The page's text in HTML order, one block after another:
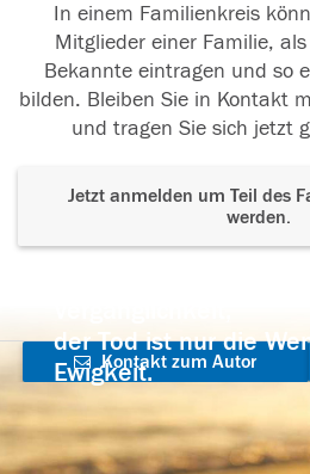
In einem Familienkreis
Mitglieder einer Familie,
Bekannte eintragen und so
bilden. Bleiben Sie in Kontakt
und tragen Sie sich jetzt
Jetzt anmelden um Teil des
werden.
der Tod ist nur die
Ewigkeit.
Kontakt zum Autor
aufnehmen